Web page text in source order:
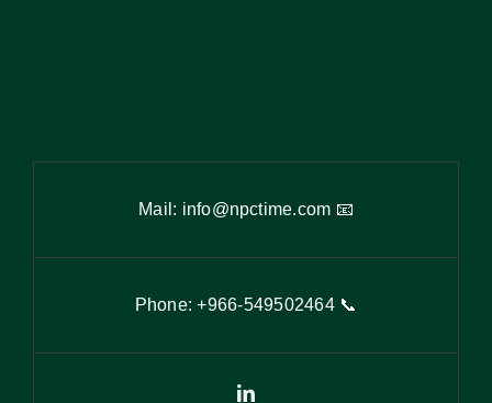
📧 Mail:
info@npctime.com
📞 Phone: +966-54
9502464